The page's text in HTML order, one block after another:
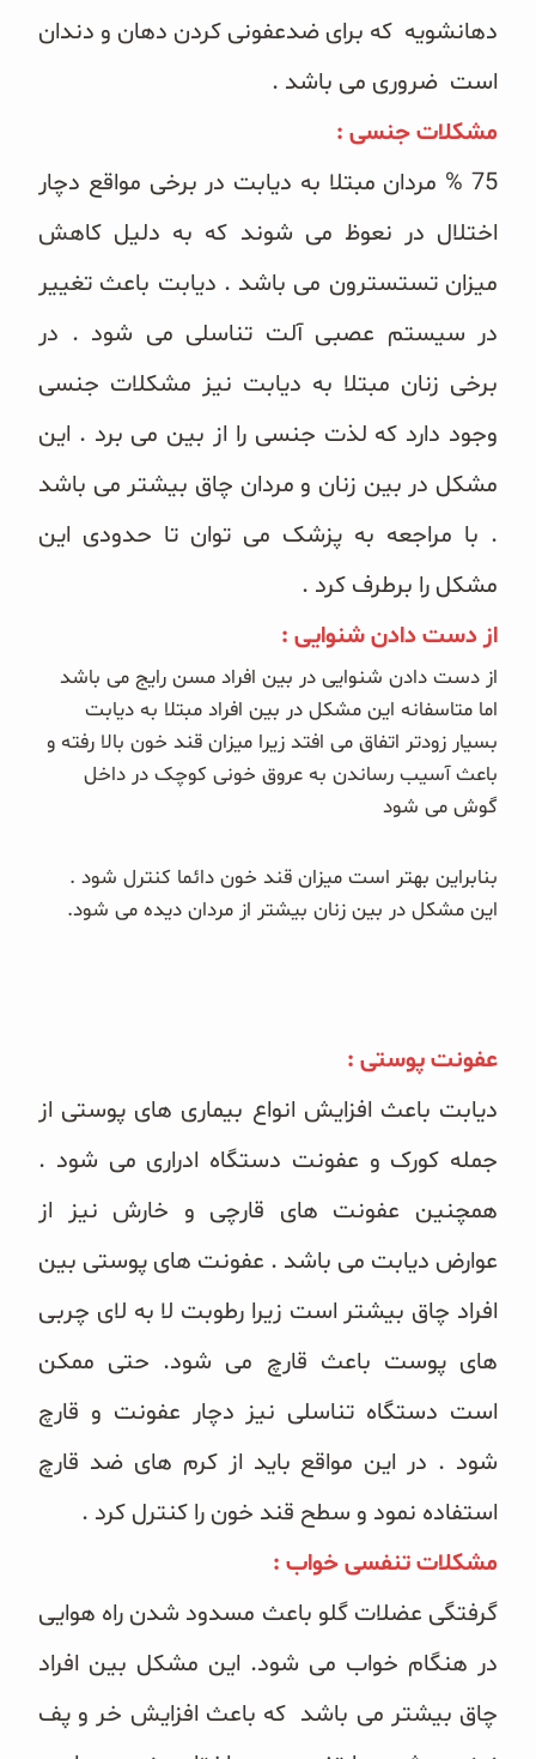
دهانشویه که برای ضدعفونی کردن دهان و دندان
است ضروری می باشد .
مشکلات جنسی :
75 % مردان مبتلا به دیابت در برخی مواقع دچار
اختلال در نعوظ می شوند که به دلیل کاهش
میزان تستسترون می باشد . دیابت باعث تغییر
در سیستم عصبی آلت تناسلی می شود . در
برخی زنان مبتلا به دیابت نیز مشکلات جنسی
وجود دارد که لذت جنسی را از بین می برد . این
مشکل در بین زنان و مردان چاق بیشتر می باشد
. با مراجعه به پزشک می توان تا حدودی این
مشکل را برطرف کرد .
از دست دادن شنوایی :
از دست دادن شنوایی در بین افراد مسن رایج می باشد
اما متاسفانه این مشکل در بین افراد مبتلا به دیابت
بسیار زودتر اتفاق می افتد زیرا میزان قند خون بالا رفته و
باعث آسیب رساندن به عروق خونی کوچک در داخل
گوش می شود
بنابراین بهتر است میزان قند خون دائما کنترل شود .
این مشکل در بین زنان بیشتر از مردان دیده می شود.
عفونت پوستی :
دیابت باعث افزایش انواع بیماری های پوستی از
جمله کورک و عفونت دستگاه ادراری می شود .
همچنین عفونت های قارچی و خارش نیز از
عوارض دیابت می باشد . عفونت های پوستی بین
افراد چاق بیشتر است زیرا رطوبت لا به لای چربی
های پوست باعث قارچ می شود. حتی ممکن
است دستگاه تناسلی نیز دچار عفونت و قارچ
شود . در این مواقع باید از کرم های ضد قارچ
استفاده نمود و سطح قند خون را کنترل کرد .
مشکلات تنفسی خواب :
گرفتگی عضلات گلو باعث مسدود شدن راه هوایی
در هنگام خواب می شود. این مشکل بین افراد
چاق بیشتر می باشد که باعث افزایش خر و پف